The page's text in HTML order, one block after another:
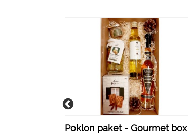
Poklon paket - Gourmet box